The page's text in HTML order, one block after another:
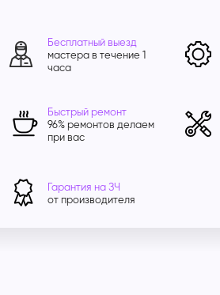
Бесплатный выезд
мастера в течение 1
часа
Быстрый ремонт
96% ремонтов делаем
при вас
Гарантия на ЗЧ
от производителя